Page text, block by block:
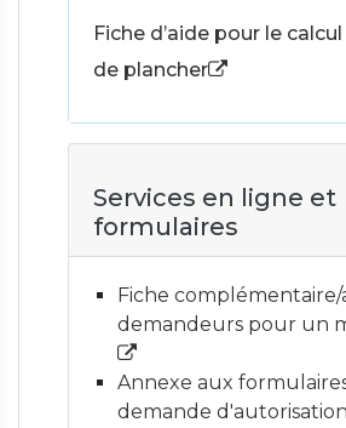
Fiche d’aide pour le
de plancher
Services en ligne et
formulaires
Fiche
demandeurs pour un
Annexe aux
demande d'autorisation